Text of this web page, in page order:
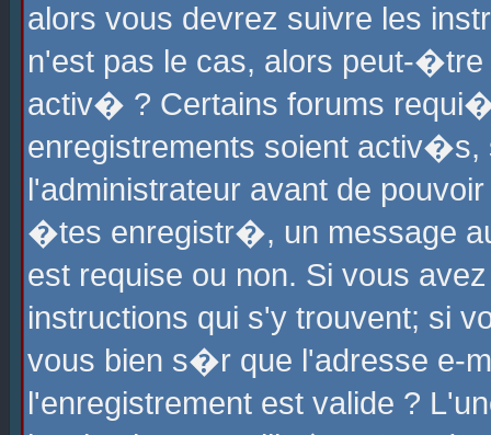
alors vous devrez suivre les
n'est pas le cas, alors peut-
activ� ? Certains forums
enregistrements soient
l'administrateur avant de
�tes enregistr�, un message
est requise ou non. Si vous
instructions qui s'y trouvent; si
vous bien s�r que l'adresse e-
l'enregistrement est valide ?